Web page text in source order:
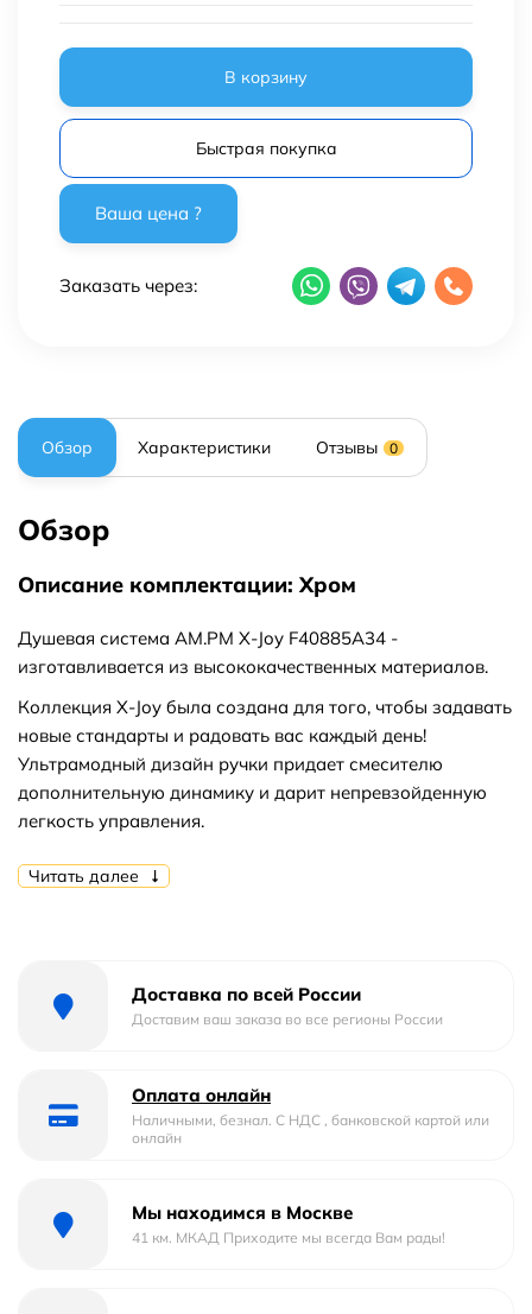
В корзину
Быстрая покупка
Заказать через:
Обзор Характеристики Отзывы 0
Обзор
Описание комплектации: Хром
Душевая система AM.PM X-Joy F40885A34 -
изготавливается из высококачественных материалов.
Коллекция X-Joy была создана для того, чтобы задавать
новые стандарты и радовать вас каждый день!
Ультрамодный дизайн ручки придает смесителю
дополнительную динамику и дарит непревзойденную
легкость управления.
Основные характеристики:
Монтаж: на стену.
Механизм: керамический картридж.
Количество режимов ручного душа: 3 (Spray,
EnerJet, Spray + Massage).
плоскостях.
Технология очистки Rub&Clean.
Читать далее
Доставка по всей России
Доставим ваш заказа во все регионы России
Оплата онлайн
Наличными, безнал. С НДС , банковской картой или
онлайн
Мы находимся в Москве
41 км. МКАД Приходите мы всегда Вам рады!